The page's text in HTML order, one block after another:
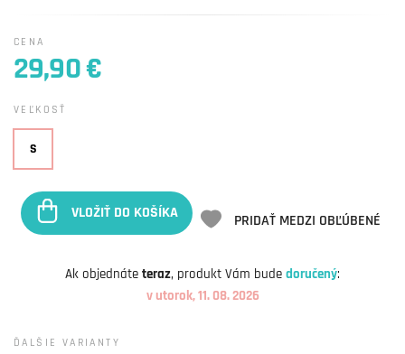
CENA
29,90 €
VEĽKOSŤ
S
VLOŽIŤ DO KOŠÍKA PRIDAŤ MEDZI OBĽÚBENÉ
Ak objednáte teraz, produkt Vám bude doručený:
v utorok, 11. 08. 2026
ĎALŠIE VARIANTY